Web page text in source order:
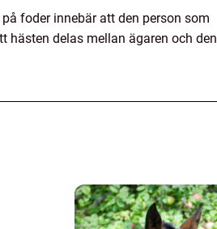
foder innebär att den person som
hästen delas mellan ägaren och den